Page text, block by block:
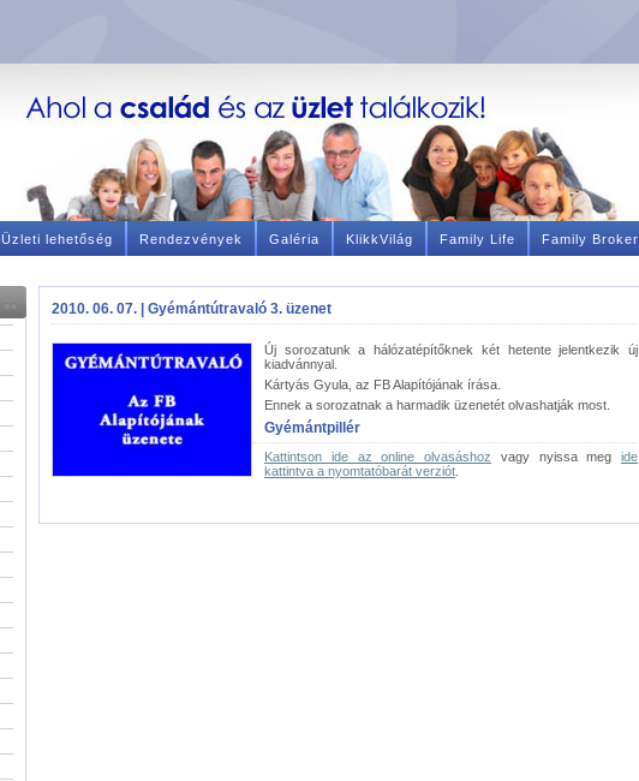
Üzleti lehetőség Rendezvények Galéria KlikkVilág Family Life Family Broker
2010. 06. 07. | Gyémántútravaló 3. üzenet
Új sorozatunk a hálózatépítőknek két hetente jelentkezik új
kiadvánnyal.
Kártyás Gyula, az FB Alapítójának írása.
Ennek a sorozatnak a harmadik üzenetét olvashatják most.
Gyémántpillér
Kattintson ide az online olvasáshoz vagy nyissa meg ide
kattintva a nyomtatóbarát verziót